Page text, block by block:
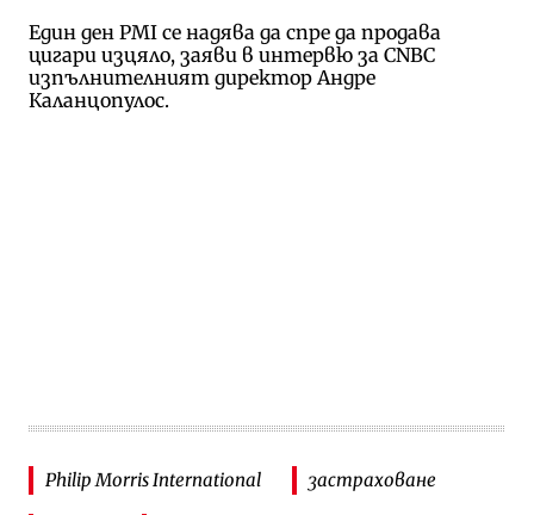
Един ден PMI се надява да спре да продава
цигари изцяло, заяви в интервю за CNBC
изпълнителният директор Андре
Каланцопулос.
Philip Morris International застраховане